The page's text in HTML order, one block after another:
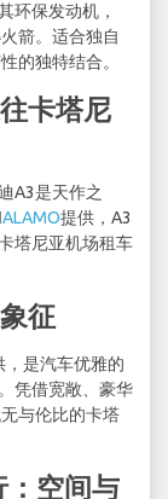
环保发动机，
箭。适合独自
的独特结合。
卡塔尼
A3是天作之
ALAMO提供，A3
塔尼亚机场租车
征
，是汽车优雅的
凭借宽敞、豪华
与伦比的卡塔
空间与